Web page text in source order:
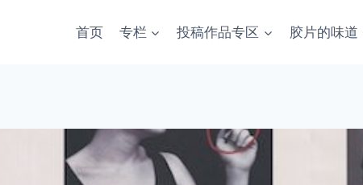
首页 专栏 投稿作品专区 胶片的味道